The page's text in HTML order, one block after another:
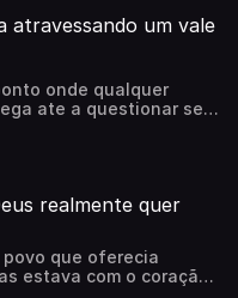
atravessando um vale
onde qualquer
ate a questionar se
situaxao.Se hoje vc
de ossos secos eu
realmente quer
povo que oferecia
estava com o coração